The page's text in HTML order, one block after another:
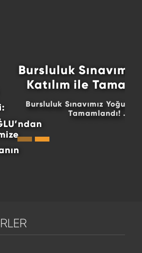
Sınavımız Yoğun
ile Tamamlandı!
Yoğun Katılım ile
Tamamlandı! ...